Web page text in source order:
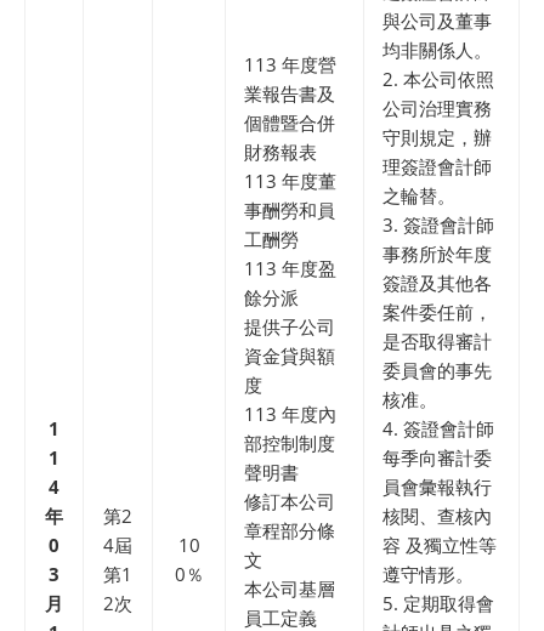
1
1
4
年
0
3
月
第2
4屆
第1
2次
10
0％
113 年度營
業報告書及
個體暨合併
財務報表
113 年度董
事酬勞和員
工酬勞
113 年度盈
餘分派
提供子公司
資金貸與額
度
113 年度內
部控制制度
聲明書
修訂本公司
章程部分條
文
本公司基層
員工定義
與公司及董事
均非關係人。
2. 本公司依照
公司治理實務
守則規定，辦
理簽證會計師
之輪替。
3. 簽證會計師
事務所於年度
簽證及其他各
案件委任前，
是否取得審計
委員會的事先
核准。
4. 簽證會計師
每季向審計委
員會彙報執行
核閱、查核內
容 及獨立性等
遵守情形。
5. 定期取得會